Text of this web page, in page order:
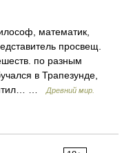
математик,
просвещ.
по разным
в Трапезунде,
…
Древний мир.